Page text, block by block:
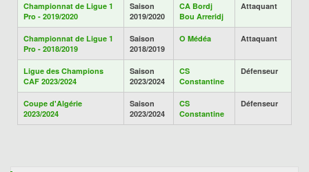
Championnat de Ligue 1
Pro - 2019/2020
Saison
2019/2020
CA Bordj
Bou Arreridj
Attaquant
Championnat de Ligue 1
Pro - 2018/2019
Saison
2018/2019
O Médéa Attaquant
Ligue des Champions
CAF 2023/2024
Saison
2023/2024
CS
Constantine
Défenseur
Coupe d'Algérie
2023/2024
Saison
2023/2024
CS
Constantine
Défenseur